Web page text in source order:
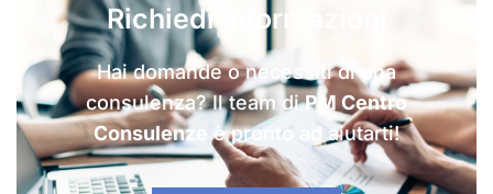
Richiedi informazioni
Hai domande o necessiti di una
consulenza? Il team diPM Centro
Consulenze
è pronto ad aiutarti!